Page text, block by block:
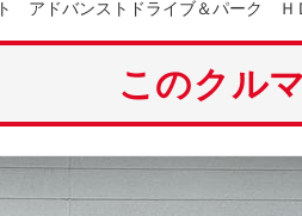
ト アドバンストドライブ＆パーク Ｈ
このクル